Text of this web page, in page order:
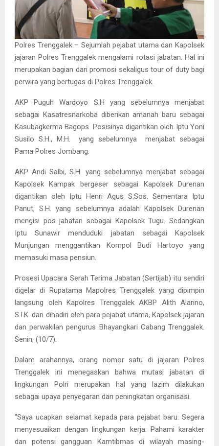
Polres Trenggalek – Sejumlah pejabat utama dan Kapolsek
jajaran Polres Trenggalek mengalami rotasi jabatan. Hal ini
merupakan bagian dari promosi sekaligus tour of duty bagi
perwira yang bertugas di Polres Trenggalek.
AKP Puguh Wardoyo S.H yang sebelumnya menjabat
sebagai Kasatresnarkoba diberikan amanah baru sebagai
Kasubagkerma Bagops. Posisinya digantikan oleh Iptu Yoni
Susilo S.H., M.H. yang sebelumnya menjabat sebagai
Pama Polres Jombang.
AKP Andi Salbi, S.H. yang sebelumnya menjabat sebagai
Kapolsek Kampak bergeser sebagai Kapolsek Durenan
digantikan oleh Iptu Henri Agus S.Sos. Sementara Iptu
Panut, S.H. yang sebelumnya adalah Kapolsek Durenan
mengisi pos jabatan sebagai Kapolsek Tugu. Sedangkan
Iptu Sunawir menduduki jabatan sebagai Kapolsek
Munjungan menggantikan Kompol Budi Hartoyo yang
memasuki masa pensiun.
Prosesi Upacara Serah Terima Jabatan (Sertijab) itu sendiri
digelar di Rupatama Mapolres Trenggalek yang dipimpin
langsung oleh Kapolres Trenggalek AKBP Alith Alarino,
S.I.K. dan dihadiri oleh para pejabat utama, Kapolsek jajaran
dan perwakilan pengurus Bhayangkari Cabang Trenggalek.
Senin, (10/7).
Dalam arahannya, orang nomor satu di jajaran Polres
Trenggalek ini menegaskan bahwa mutasi jabatan di
lingkungan Polri merupakan hal yang lazim dilakukan
sebagai upaya penyegaran dan peningkatan organisasi.
“Saya ucapkan selamat kepada para pejabat baru. Segera
menyesuaikan dengan lingkungan kerja. Pahami karakter
dan potensi gangguan Kamtibmas di wilayah masing-